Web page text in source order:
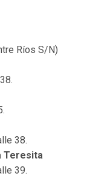
Ríos S/N)
38.
Teresita
39.